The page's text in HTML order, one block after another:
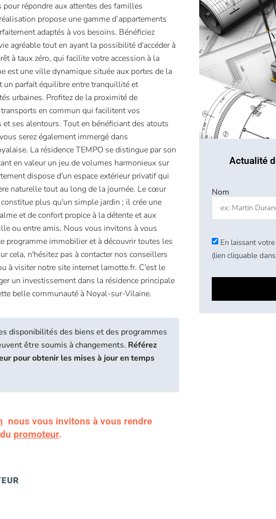
répondre aux attentes des familles
propose une gamme d’appartements
adaptés à vos besoins. Bénéficiez
agréable tout en ayant la possibilité d'accéder à
à taux zéro, qui facilite votre accession à la
est une ville dynamique située aux portes de la
un parfait équilibre entre tranquillité et
urbaines. Profitez de la proximité de
transports en commun qui facilitent vos
ses alentours. Tout en bénéficiant des atouts
serez également immergé dans
La résidence TEMPO se distingue par son
en valeur un jeu de volumes harmonieux sur
dispose d'un espace extérieur privatif qui
naturelle tout au long de la journée. Le cœur
plus qu'un simple jardin ; il crée une
et de confort propice à la détente et aux
ou entre amis. Nous vous invitons à vous
programme immobilier et à découvrir toutes les
cela, n'hésitez pas à contacter nos conseillers
à visiter notre site internet lamotte.fr. C'est le
un investissement dans la résidence principale
belle communauté à Noyal-sur-Vilaine.
disponibilités des biens et des programmes
être soumis à changements. Référez
pour obtenir les mises à jour en temps
nous vous invitons à vous rendre
promoteur.
Actualité
Nom
En laissant
(lien cliquable